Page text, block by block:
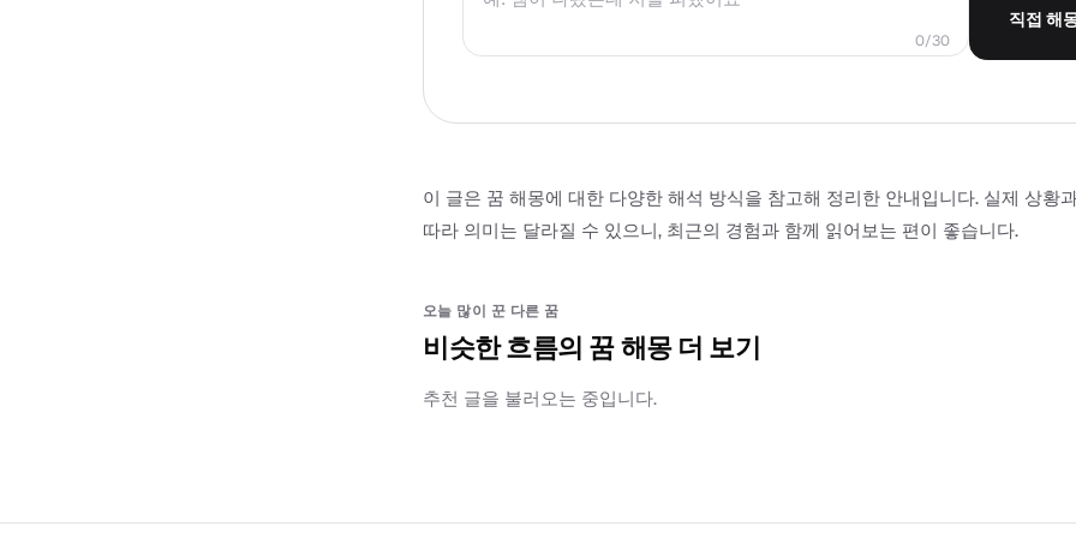
0/30
직접 해
이 글은 꿈 해몽에 대한 다양한 해석 방식을 참고해 정리한 안내입니다. 실제 상황
따라 의미는 달라질 수 있으니, 최근의 경험과 함께 읽어보는 편이 좋습니다.
오늘 많이 꾼 다른 꿈
비슷한 흐름의 꿈 해몽 더 보기
추천 글을 불러오는 중입니다.